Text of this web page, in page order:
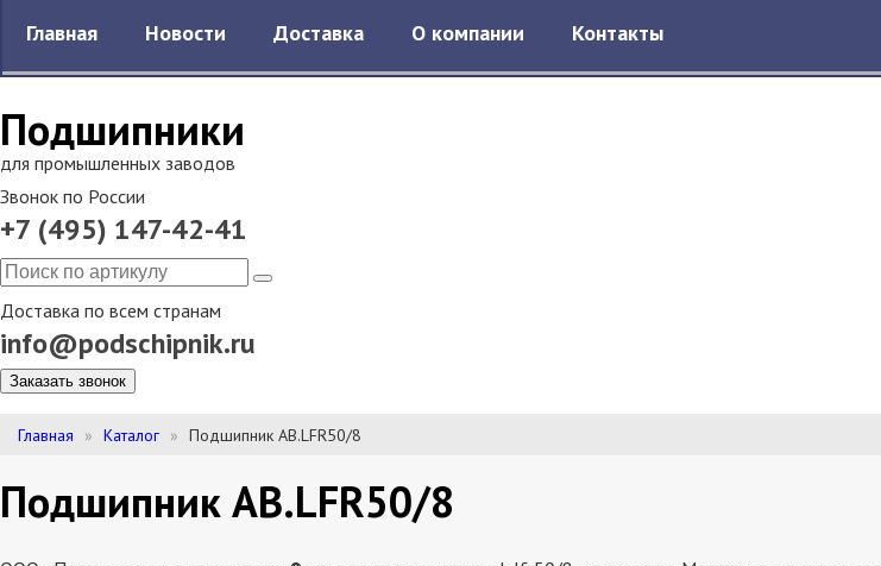
Подшипники
для промышленных заводов
Звонок по России
+7 (495) 147-42-41
Доставка по всем странам
info@podschipnik.ru
Заказать звонок
Главная Новости Доставка О компании Контакты
Главная Каталог Подшипник AB.LFR50/8
Подшипник AB.LFR50/8